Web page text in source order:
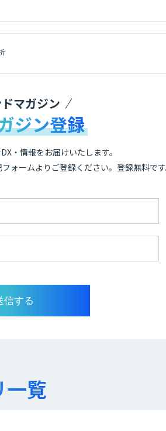
マガジン
ジン登録
・情報をお届けいたします。
ォームよりご登録ください。登録無料です
一覧